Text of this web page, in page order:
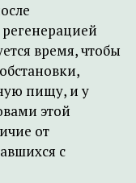
время, чтобы
пищу, и у
этой
от
с